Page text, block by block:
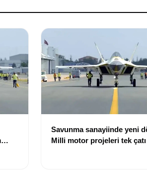
Savunma sanayiinde yeni
Milli motor projeleri tek çatı